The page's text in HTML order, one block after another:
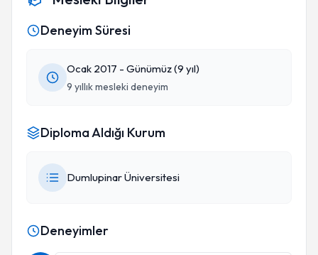
Deneyim Süresi
Ocak 2017 - Günümüz (9 yıl)
9 yıllık mesleki deneyim
Diploma Aldığı Kurum
Dumlupinar Üniversitesi
Deneyimler